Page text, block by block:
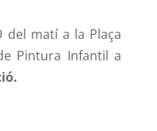
del matí a la Plaça
Pintura Infantil a